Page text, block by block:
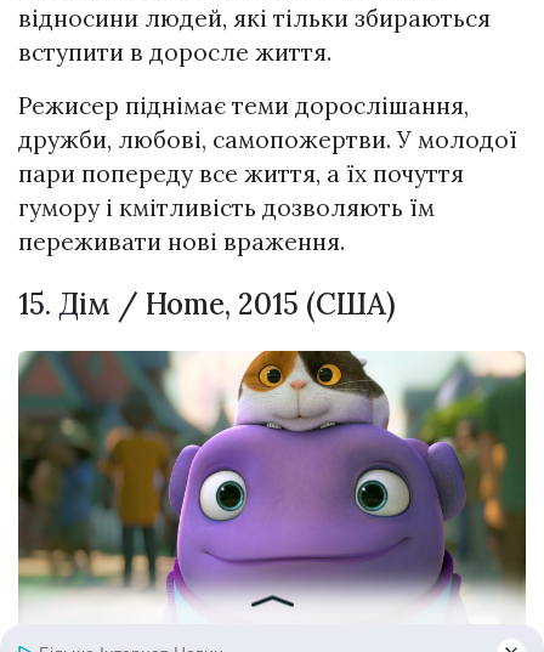
відносини людей, які тільки збираються
вступити в доросле життя.
Режисер піднімає теми дорослішання,
дружби, любові, самопожертви. У молодої
пари попереду все життя, а їх почуття
гумору і кмітливість дозволяють їм
переживати нові враження.
15. Дім / Home, 2015 (США)